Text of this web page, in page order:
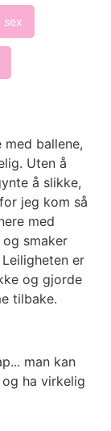
sex
ballene,
Uten å
å slikke,
jeg kom så
med
smaker
er
og gjorde
tilbake.
man kan
ha virkelig